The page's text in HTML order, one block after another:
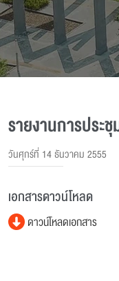
รายงานการประ
วันศุกร์ที่ 14 ธันวาคม 2555
เอกสารดาวน์โหลด
ดาวน์โหลดเอกสาร